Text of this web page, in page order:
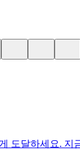
도달하세요. 지